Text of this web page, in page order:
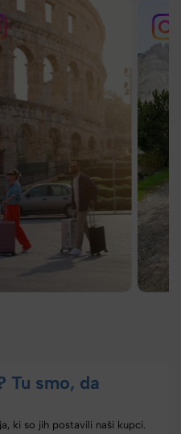
Tu smo, da
ki so jih postavili naši kupci.